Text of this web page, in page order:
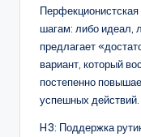
Перфекционистская
шагам: либо идеал,
предлагает
вариант, который
постепенно
успешных действий.
H3: Поддержка